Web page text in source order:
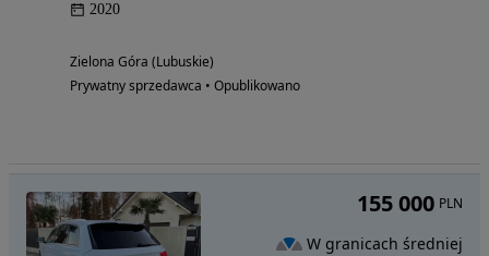
2020
Zielona Góra (Lubuskie)
Prywatny sprzedawca • Opublikowano
155 000 PLN
W granicach średniej